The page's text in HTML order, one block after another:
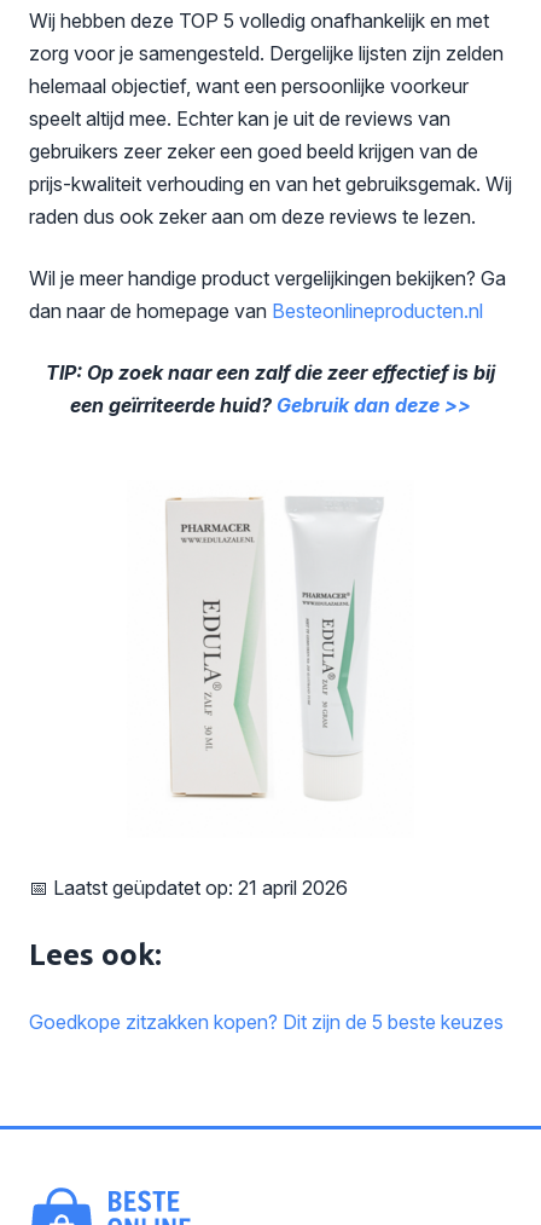
Wij hebben deze TOP 5 volledig onafhankelijk en met
zorg voor je samengesteld. Dergelijke lijsten zijn zelden
helemaal objectief, want een persoonlijke voorkeur
speelt altijd mee. Echter kan je uit de reviews van
gebruikers zeer zeker een goed beeld krijgen van de
prijs-kwaliteit verhouding en van het gebruiksgemak. Wij
raden dus ook zeker aan om deze reviews te lezen.
Wil je meer handige product vergelijkingen bekijken? Ga
dan naar de homepage van Besteonlineproducten.nl
TIP: Op zoek naar een zalf die zeer effectief is bij
een geïrriteerde huid? Gebruik dan deze >>
📅 Laatst geüpdatet op: 21 april 2026
Lees ook:
Goedkope zitzakken kopen? Dit zijn de 5 beste keuzes